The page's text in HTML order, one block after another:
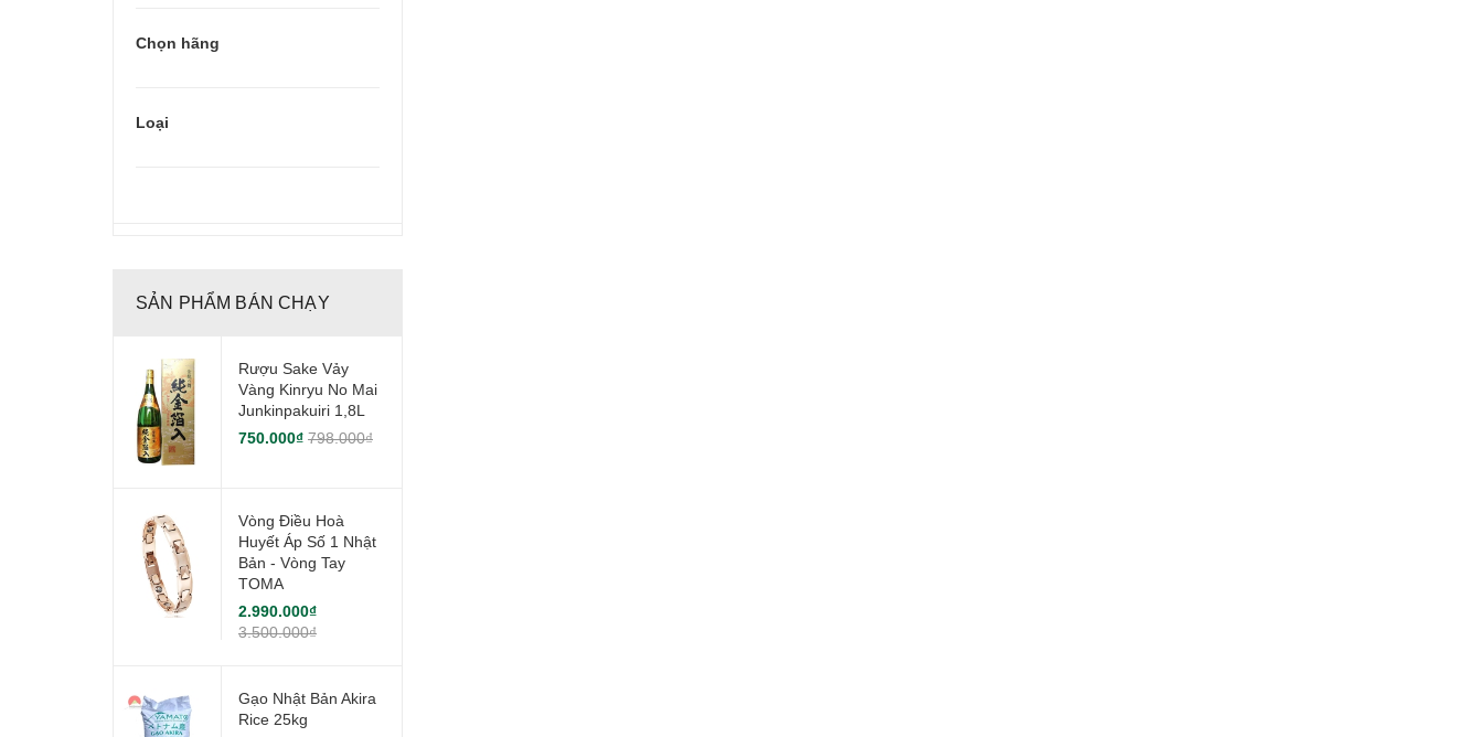
Chọn hãng
Loại
SẢN PHẨM BÁN CHẠY
Rượu Sake Vảy
Vàng Kinryu No Mai
Junkinpakuiri 1,8L
750.000₫ 798.000₫
Vòng Điều Hoà
Huyết Áp Số 1 Nhật
Bản - Vòng Tay
TOMA
2.990.000₫
3.500.000₫
Gạo Nhật Bản Akira
Rice 25kg